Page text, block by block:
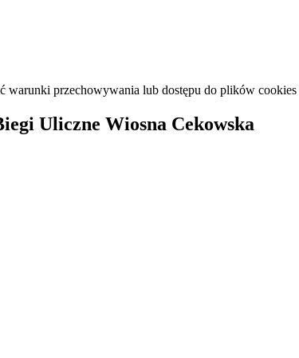
warunki przechowywania lub dostępu do plików cookies
Uliczne Wiosna Cekowska